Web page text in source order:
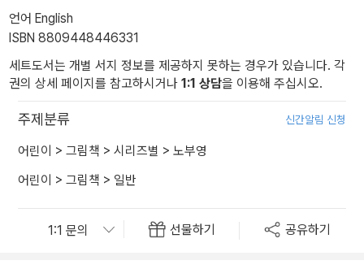
언어 English
ISBN 8809448446331
세트도서는 개별 서지 정보를 제공하지 못하는 경우가 있습니다. 각
권의 상세 페이지를 참고하시거나 1:1 상담을 이용해 주십시오.
주제분류 신간알림 신청
어린이 > 그림책 > 시리즈별 > 노부영
어린이 > 그림책 > 일반
선물하기 공유하기